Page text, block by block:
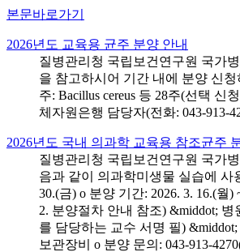
본문바로가기
2026년도 교육용 균주 분양 안내
질병관리청 국립보건연구원 국가
을 참고하시어 기간 내에 분양 신청
주: Bacillus cereus 등 28주(선택
체자원은행 담당자(전화: 043-913-
2026년도 국내 의과학 교육용 참조균주
질병관리청 국립보건연구원 국가
음과 같이 의과학미생물 실습에 사
30.(금) o 분양 기간: 2026. 3. 16.(
2. 분양절차 안내 참조) &middot;
를 담당하는 교수 서명 필)
보관장비 o 분양 문의: 043-913-